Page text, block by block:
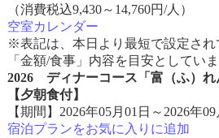
（消費税込9,430～14,760円/人）
空室カレンダー
※表記は、本日より最短で設定され
「金額/食事」内容を目安としていま
2026 ディナーコース「富（ふ）れ
【夕朝食付】
【期間】2026年05月01日～2026年09
宿泊プランをお気に入りに追加